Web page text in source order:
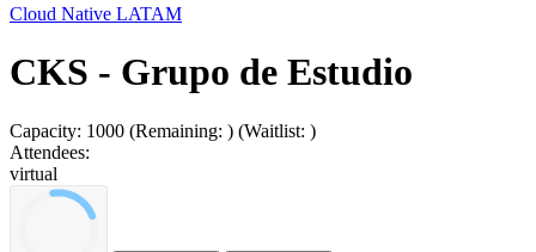
Cloud Native LATAM
CKS - Grupo de Estudio
Capacity: 1000 (Remaining: ) (Waitlist: )
Attendees:
virtual